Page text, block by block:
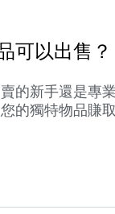
可以出售？
的新手還是專
的獨特物品賺取